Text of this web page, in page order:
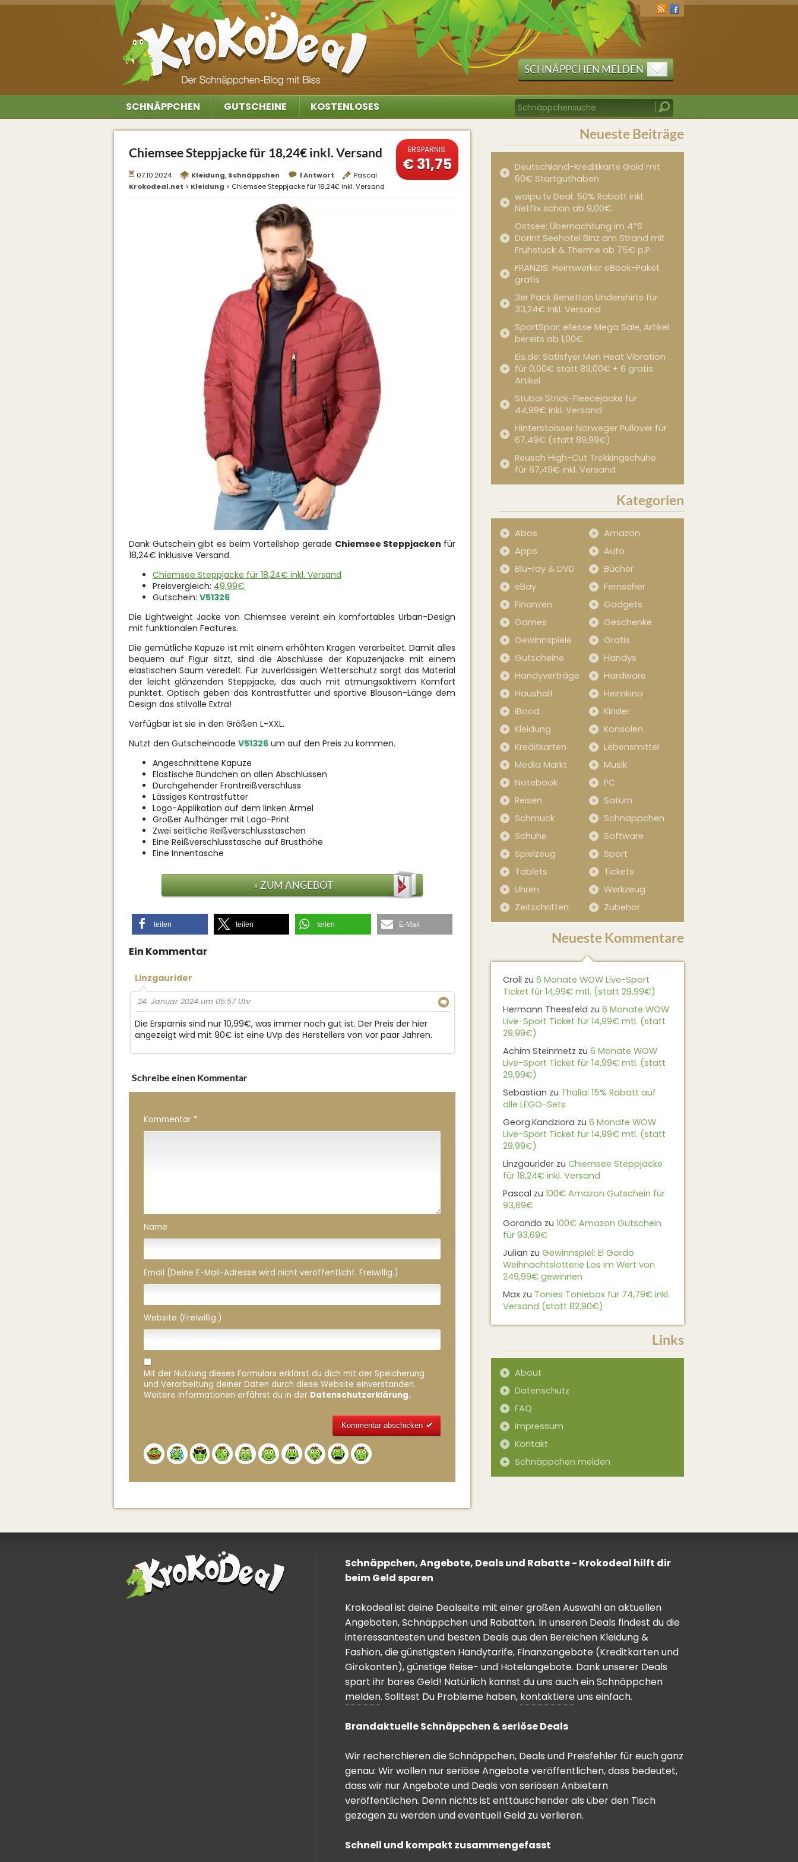
SCHNÄPPCHEN MELDEN
SCHNÄPPCHEN GUTSCHEINE KOSTENLOSES
Chiemsee Steppjacke für 18,24€ inkl. Versand ERSPARNIS:
€ 31,75
07.10.2024 Kleidung, Schnäppchen 1 Antwort
Pascal
Krokodeal.net > Kleidung > Chiemsee Steppjacke für 18,24€ inkl. Versand
Dank Gutschein gibt es beim Vorteilshop gerade Chiemsee Steppjacken für
18,24€ inklusive Versand.
Chiemsee Steppjacke für 18,24€ inkl. Versand
Preisvergleich: 49,99€
Gutschein: V51326
Die Lightweight Jacke von Chiemsee vereint ein komfortables Urban-Design
mit funktionalen Features.
Die gemütliche Kapuze ist mit einem erhöhten Kragen verarbeitet. Damit alles
bequem auf Figur sitzt, sind die Abschlüsse der Kapuzenjacke mit einem
elastischen Saum veredelt. Für zuverlässigen Wetterschutz sorgt das Material
der leicht glänzenden Steppjacke, das auch mit atmungsaktivem Komfort
punktet. Optisch geben das Kontrastfutter und sportive Blouson-Länge dem
Design das stilvolle Extra!
Verfügbar ist sie in den Größen L-XXL.
Nutzt den Gutscheincode V51326 um auf den Preis zu kommen.
Angeschnittene Kapuze
Elastische Bündchen an allen Abschlüssen
Durchgehender Frontreißverschluss
Lässiges Kontrastfutter
Logo-Applikation auf dem linken Ärmel
Großer Aufhänger mit Logo-Print
Zwei seitliche Reißverschlusstaschen
Eine Reißverschlusstasche auf Brusthöhe
Eine Innentasche
» ZUM ANGEBOT
teilen teilen teilen E-Mail
Ein Kommentar
Linzgaurider
24. Januar 2024 um 05:57 Uhr
Die Ersparnis sind nur 10,99€, was immer noch gut ist. Der Preis der hier
angezeigt wird mit 90€ ist eine UVp des Herstellers von vor paar Jahren.
↓
Schreibe einen Kommentar
Kommentar *
Name
Email (Deine E-Mail-Adresse wird nicht veröffentlicht. Freiwillig.)
Website (Freiwillig.)
Mit der Nutzung dieses Formulars erklärst du dich mit der Speicherung
und Verarbeitung deiner Daten durch diese Website einverstanden.
Weitere Informationen erfährst du in der Datenschutzerklärung.
Neueste Beiträge
Deutschland-Kreditkarte Gold mit
60€ Startguthaben
waipu.tv Deal: 50% Rabatt inkl.
Netflix schon ab 9,00€
Ostsee: Übernachtung im 4*S
Dorint Seehotel Binz am Strand mit
Frühstück & Therme ab 75€ p.P.
FRANZIS: Heimwerker eBook-Paket
gratis
3er Pack Benetton Undershirts für
33,24€ inkl. Versand
SportSpar: ellesse Mega Sale, Artikel
bereits ab 1,00€
Eis.de: Satisfyer Men Heat Vibration
für 0,00€ statt 89,00€ + 6 gratis
Artikel
Stubai Strick-Fleecejacke für
44,99€ inkl. Versand
Hinterstoisser Norweger Pullover für
67,49€ (statt 89,99€)
Reusch High-Cut Trekkingschuhe
für 67,49€ inkl. Versand
Kategorien
Abos
Amazon
Apps
Auto
Blu-ray & DVD
Bücher
eBay
Fernseher
Finanzen
Gadgets
Games
Geschenke
Gewinnspiele
Gratis
Gutscheine
Handys
Handyverträge
Hardware
Haushalt
Heimkino
iBood
Kinder
Kleidung
Konsolen
Kreditkarten
Lebensmittel
Media Markt
Musik
Notebook
PC
Reisen
Saturn
Schmuck
Schnäppchen
Schuhe
Software
Spielzeug
Sport
Tablets
Tickets
Uhren
Werkzeug
Zeitschriften
Zubehör
Neueste Kommentare
Croll zu 6 Monate WOW Live-Sport
Ticket für 14,99€ mtl. (statt 29,99€)
Hermann Theesfeld zu 6 Monate WOW
Live-Sport Ticket für 14,99€ mtl. (statt
29,99€)
Achim Steinmetz zu 6 Monate WOW
Live-Sport Ticket für 14,99€ mtl. (statt
29,99€)
Sebastian zu Thalia: 15% Rabatt auf
alle LEGO-Sets
Georg.Kandziora zu 6 Monate WOW
Live-Sport Ticket für 14,99€ mtl. (statt
29,99€)
Linzgaurider zu Chiemsee Steppjacke
für 18,24€ inkl. Versand
Pascal zu 100€ Amazon Gutschein für
93,69€
Gorondo zu 100€ Amazon Gutschein
für 93,69€
Julian zu Gewinnspiel: El Gordo
Weihnachtslotterie Los im Wert von
249,99€ gewinnen
Max zu Tonies Toniebox für 74,79€ inkl.
Versand (statt 82,90€)
Links
About
Datenschutz
FAQ
Impressum
Kontakt
Schnäppchen melden
Schnäppchen, Angebote, Deals und Rabatte - Krokodeal hilft dir
beim Geld sparen
Krokodeal ist deine Dealseite mit einer großen Auswahl an aktuellen
Angeboten, Schnäppchen und Rabatten. In unseren Deals findest du die
interessantesten und besten Deals aus den Bereichen Kleidung &
Fashion, die günstigsten Handytarife, Finanzangebote (Kreditkarten und
Girokonten), günstige Reise- und Hotelangebote. Dank unserer Deals
spart ihr bares Geld! Natürlich kannst du uns auch ein Schnäppchen
melden. Solltest Du Probleme haben, kontaktiere uns einfach.
Brandaktuelle Schnäppchen & seriöse Deals
Wir recherchieren die Schnäppchen, Deals und Preisfehler für euch ganz
genau: Wir wollen nur seriöse Angebote veröffentlichen, dass bedeutet,
dass wir nur Angebote und Deals von seriösen Anbietern
veröffentlichen. Denn nichts ist enttäuschender als über den Tisch
gezogen zu werden und eventuell Geld zu verlieren.
Schnell und kompakt zusammengefasst